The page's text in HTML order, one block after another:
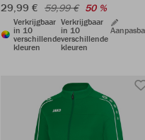
29,99 € 59,99 € 50 %
Verkrijgbaar
in 10
verschillende
kleuren
Verkrijgbaar
in 10
verschillende
kleuren